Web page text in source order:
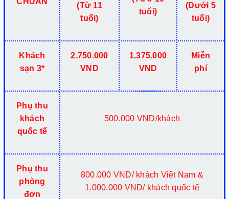
(Từ 11
tuổi)
tuổi)
(Dưới 5
tuổi)
Khách
sạn 3*
2.750.000
VND
1.375.000
VND
Miễn
phí
Phụ thu
khách
quốc tế
500.000 VND/khách
Phụ thu
phòng
đơn
800.000 VND/ khách Việt Nam &
1.000.000 VND/ khách quốc tế